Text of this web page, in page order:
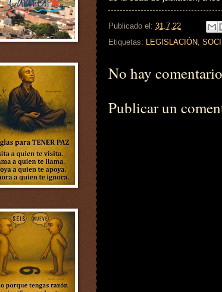
Publicado el: 31.7.22
Etiquetas: LEGISLACIÓN
No hay
Publicar un